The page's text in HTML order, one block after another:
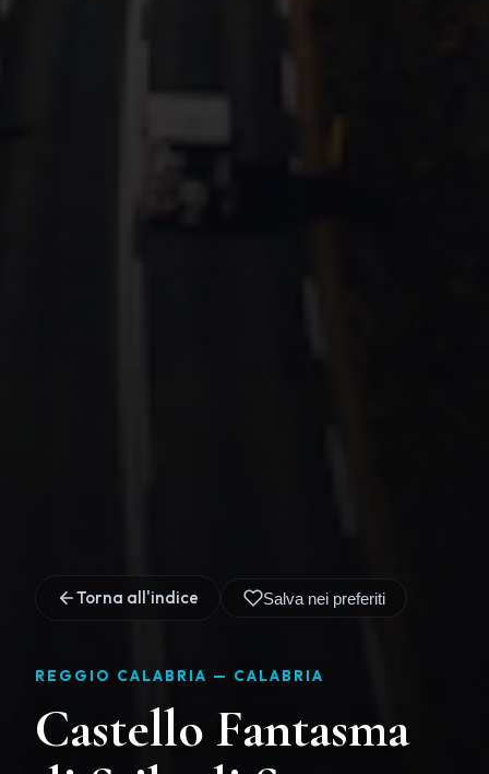
Torna all'indice Salva nei preferiti
REGGIO CALABRIA — CALABRIA
Castello Fantasma